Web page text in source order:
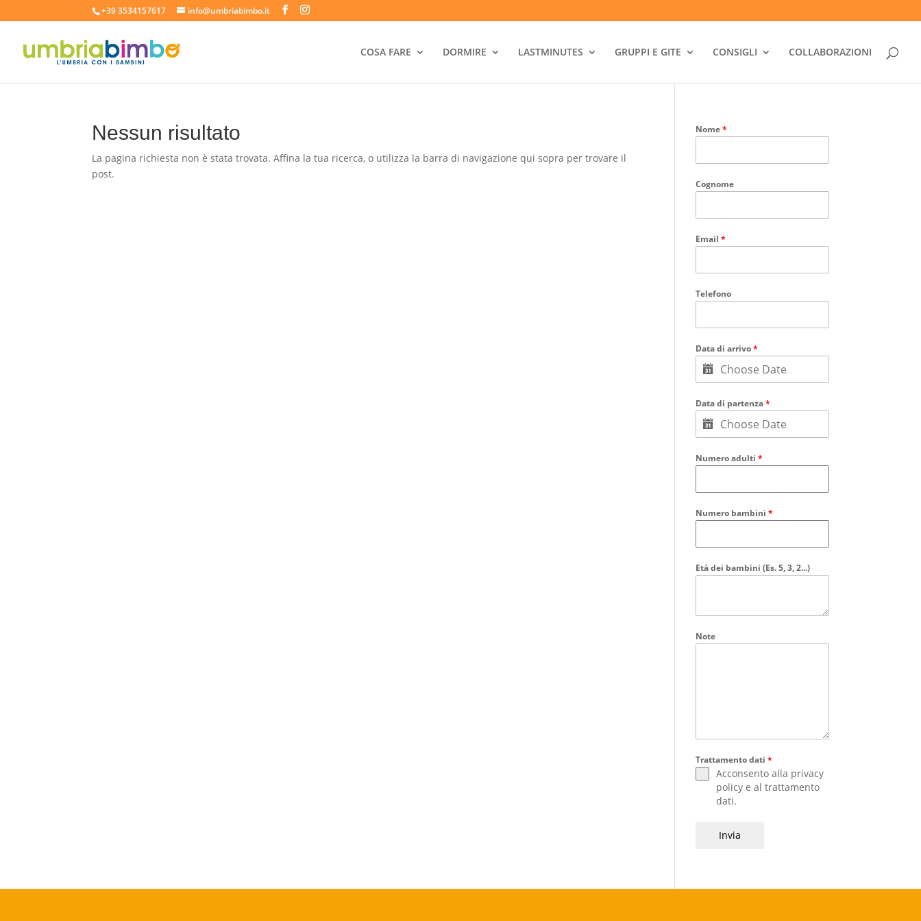
+39 3534157617 info@umbriabimbo.it
COSA FARE DORMIRE LASTMINUTES GRUPPI E GITE CONSIGLI COLLABORAZIONI
Nessun risultato
La pagina richiesta non è stata trovata. Affina la tua ricerca, o utilizza la barra di navigazione qui sopra per trovare il
post.
Nome*
Cognome
Email*
Telefono
Data di arrivo*
Data di partenza*
Numero adulti*
Numero bambini*
Età dei bambini (Es. 5, 3, 2...)
Note
Trattamento dati*
Acconsento alla privacy
policy e altrattamento
dati.
Invia